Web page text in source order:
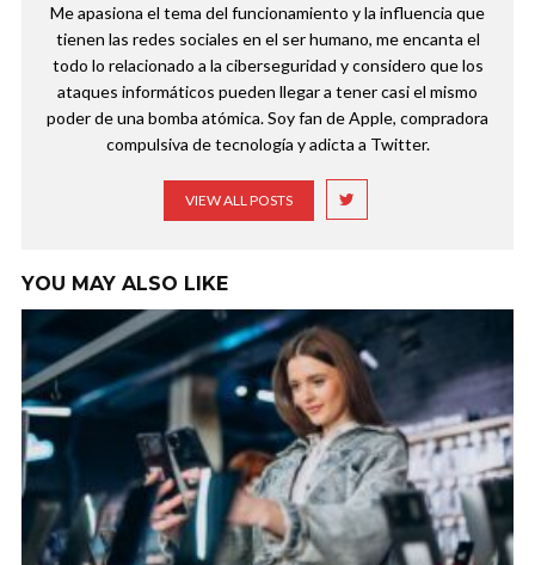
Me apasiona el tema del funcionamiento y la influencia que
tienen las redes sociales en el ser humano, me encanta el
todo lo relacionado a la ciberseguridad y considero que los
ataques informáticos pueden llegar a tener casi el mismo
poder de una bomba atómica. Soy fan de Apple, compradora
compulsiva de tecnología y adicta a Twitter.
VIEW ALL POSTS
YOU MAY ALSO LIKE